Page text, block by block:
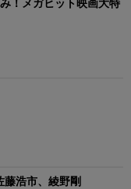
！メガヒット映画大特
浩市、綾野剛